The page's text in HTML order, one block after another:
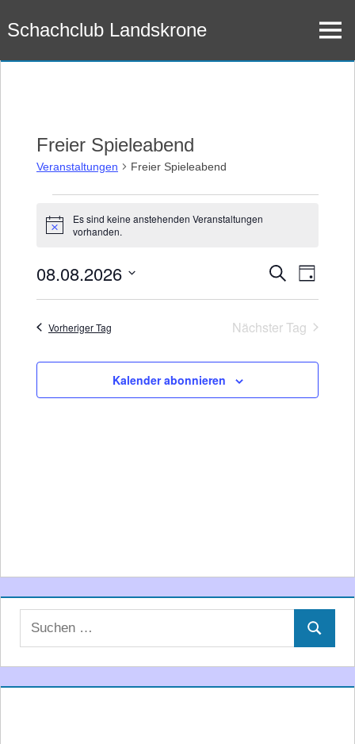
Inhalt
springen
Schachclub Landskrone Menü
Freier Spieleabend
Veranstaltungen Freier Spieleabend
Veranstaltungen
für
8.
August
2026
Hinweis
Es sind keine anstehenden Veranstaltungen
vorhanden.
Suche
und
Suche
Tag
08.08.2026
Datum
wählen.
Vorheriger Tag Nächster Tag
Kalender abonnieren
Suchen